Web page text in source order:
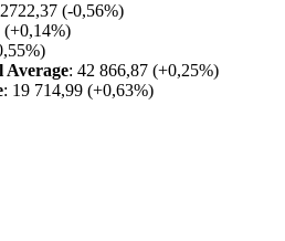
2722,37 (-0,56%)
(+0,14%)
Average: 42 866,87 (+0,25%)
: 19 714,99 (+0,63%)